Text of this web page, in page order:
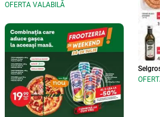
OFERTA VALABILĂ